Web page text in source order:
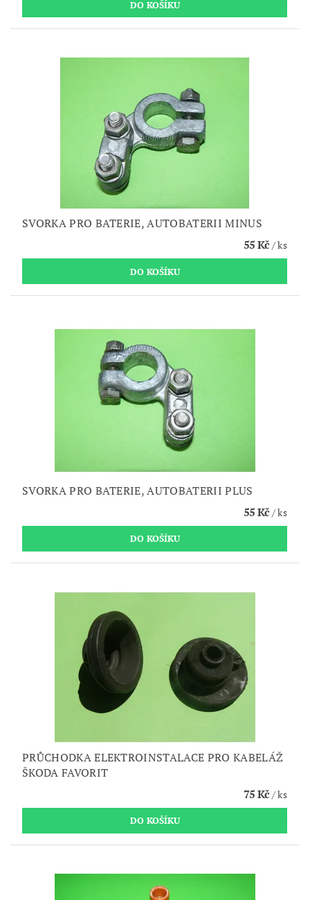
SVORKA PRO BATERIE, AUTOBATERII MINUS
55 Kč/ ks
SVORKA PRO BATERIE, AUTOBATERII PLUS
55 Kč/ ks
PRŮCHODKA ELEKTROINSTALACE PRO KABELÁŽ
ŠKODA FAVORIT
75 Kč/ ks